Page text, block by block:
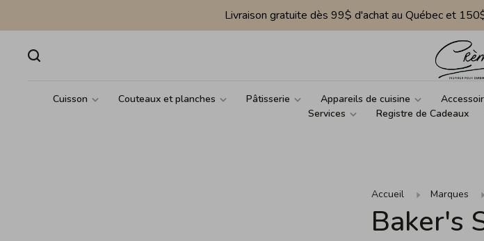
Livraison gratuite dès 99$ d'achat au Québec et
Cuisson Couteaux et planches Pâtisserie Appareils de cuisine
Services
Registre de Cadeaux
Accueil Marques
Baker's